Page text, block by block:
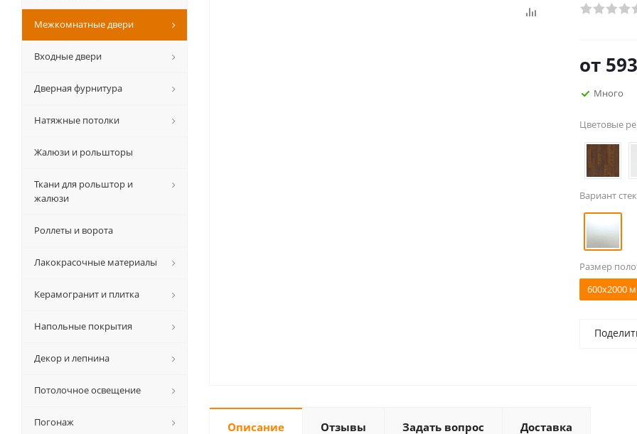
от
Много
Цветовые
Вариант
Размер
600x2000
Описание Отзывы Задать вопрос Доставка
Межкомнатные двери
Входные двери
Дверная фурнитура
Натяжные потолки
Жалюзи и рольшторы
Ткани для рольштор и
жалюзи
Роллеты и ворота
Лакокрасочные материалы
Керамогранит и плитка
Напольные покрытия
Декор и лепнина
Потолочное освещение
Погонаж